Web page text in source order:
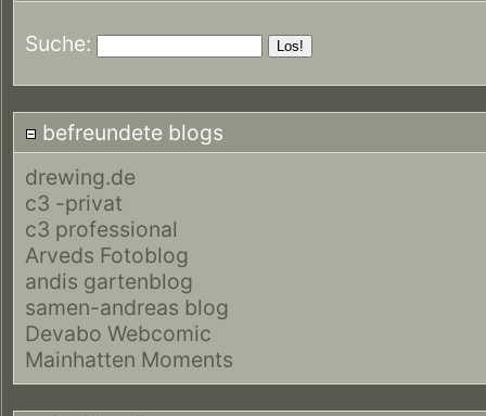
Suche:
befreundete blogs
drewing.de
c3 -privat
c3 professional
Arveds Fotoblog
andis gartenblog
samen-andreas blog
Devabo Webcomic
Mainhatten Moments